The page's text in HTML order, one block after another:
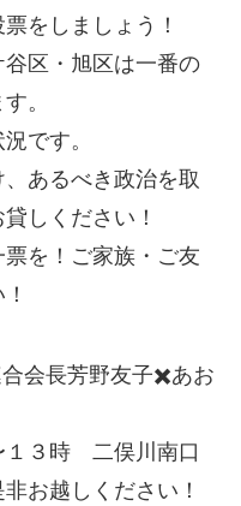
をしましょう！
区・旭区は一番の
。
です。
あるべき政治を取
しください！
を！ご家族・ご友
会長芳野友子✖️あお
１３時 二俣川南口
お越しください！